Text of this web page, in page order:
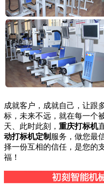
成就客户，成就自己，让
标，未来不远，就在每一个
天、此时此刻， 重庆打标机
动打标机定制 服务，做您最
择一份互相的信任，是您的
福！